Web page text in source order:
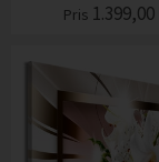
Pris 1.399,00